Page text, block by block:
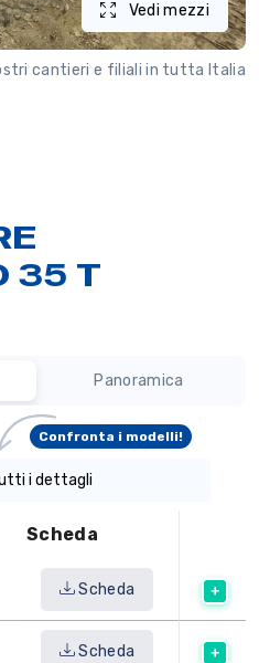
Vedi mezzi
cantieri e filiali in tutta Italia
35 T
Panoramica
i dettagli
Confronta i modelli!
Scheda
Scheda
Scheda